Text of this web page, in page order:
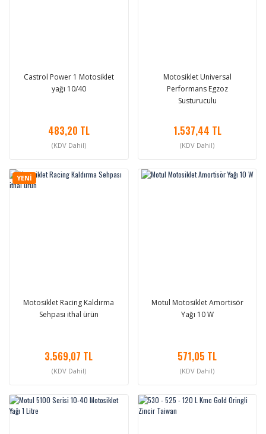
Castrol Power 1 Motosiklet
yağı 10/40
483,20 TL
(KDV Dahil)
Motosiklet Universal
Performans Egzoz
Susturuculu
1.537,44 TL
(KDV Dahil)
YENİ
Motosiklet Racing Kaldırma
Sehpası ithal ürün
3.569,07 TL
(KDV Dahil)
Motul Motosiklet Amortisör
Yağı 10 W
571,05 TL
(KDV Dahil)